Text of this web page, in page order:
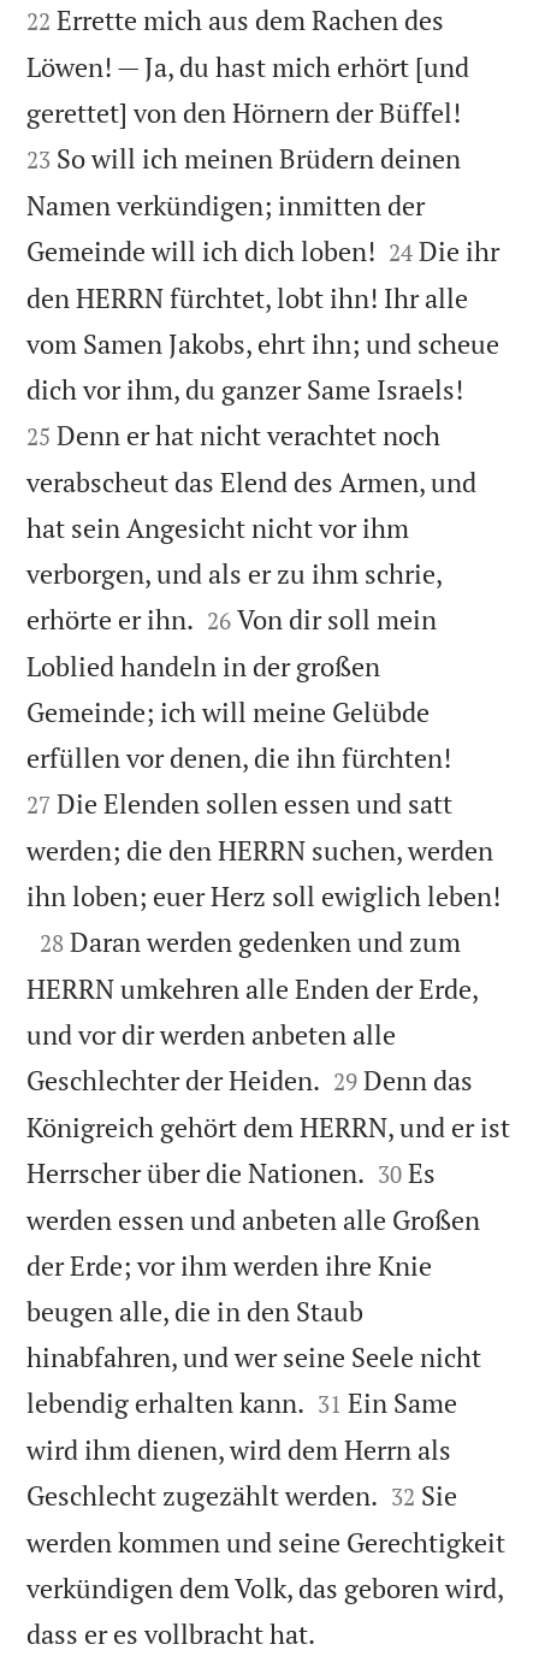
22 Errette mich aus dem Rachen des
Löwen! — Ja, du hast mich erhört [und
gerettet] von den Hörnern der Büffel!
23 So will ich meinen Brüdern deinen
Namen verkündigen; inmitten der
Gemeinde will ich dich loben! 

24 Die ihr
den HERRN fürchtet, lobt ihn! Ihr alle
vom Samen Jakobs, ehrt ihn; und scheue
dich vor ihm, du ganzer Same Israels!
25 Denn er hat nicht verachtet noch
verabscheut das Elend des Armen, und
hat sein Angesicht nicht vor ihm
verborgen, und als er zu ihm schrie,
erhörte er ihn. 

26 Von dir soll mein
Loblied handeln in der großen
Gemeinde; ich will meine Gelübde
erfüllen vor denen, die ihn fürchten!
27 Die Elenden sollen essen und satt
werden; die den HERRN suchen, werden
ihn loben; euer Herz soll ewiglich leben!

28 Daran werden gedenken und zum
HERRN umkehren alle Enden der Erde,
und vor dir werden anbeten alle
Geschlechter der Heiden. 

29 Denn das
Königreich gehört dem HERRN, und er ist
Herrscher über die Nationen. 

30 Es
werden essen und anbeten alle Großen
der Erde; vor ihm werden ihre Knie
beugen alle, die in den Staub
hinabfahren, und wer seine Seele nicht
lebendig erhalten kann. 

31 Ein Same
wird ihm dienen, wird dem Herrn als
Geschlecht zugezählt werden. 

32 Sie
werden kommen und seine Gerechtigkeit
verkündigen dem Volk, das geboren wird,
dass er es vollbracht hat.